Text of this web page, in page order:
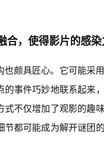
合，使得影片的感染
也颇具匠心。它可能采
的事件巧妙地联系起来
式不仅增加了观影的趣
节都可能成为解开谜团